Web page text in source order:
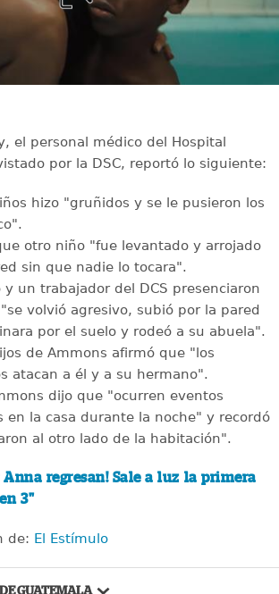
el personal médico del Hospital
por la DSC, reportó lo siguiente:
hizo "gruñidos y se le pusieron los
otro niño "fue levantado y arrojado
sin que nadie lo tocara".
y un trabajador del DCS presenciaron
volvió agresivo, subió por la pared
por el suelo y rodeó a su abuela".
de Ammons afirmó que "los
atacan a él y a su hermano".
dijo que "ocurren eventos
en la casa durante la noche" y recordó
al otro lado de la habitación".
Anna regresan! Sale a luz la primera
3"
de: El Estímulo
GUATEMALA